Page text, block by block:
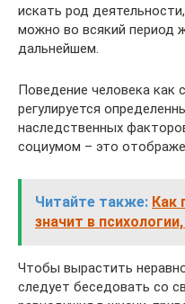
искать род
можно во всякий период
дальнейшем.
Поведение человека как
регулируется
наследственных
социумом – это
Читайте также: Как
значит в
Чтобы вырастить
следует беседовать со